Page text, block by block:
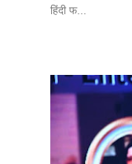
हिंदी फ...